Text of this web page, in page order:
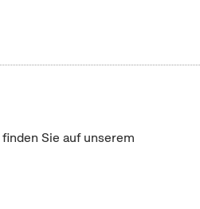
Sie auf unserem